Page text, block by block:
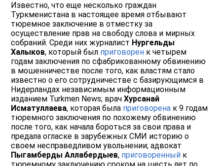
Известно, что еще несколько граждан
Туркменистана в настоящее время отбывают
тюремное заключение в отместку за
осуществление прав на свободу слова и мирных
собраний. Среди них журналист Нургельды
Халыков, который был приговорен к четырем
годам заключения по сфабрикованному обвинению
в мошенничестве после того, как властям стало
известно о его сотрудничестве с базирующимся в
Нидерландах независимым информационным
изданием Turkmen News; врач Хурсанай
Исматуллаева, которая была приговорена к 9 годам
тюремного заключения по похожему обвинению
после того, как начала бороться за свои права и
предала огласке в зарубежных СМИ историю о
своем несправедливом увольнении; адвокат
Пыгамберды Аллабердыев, приговоренный к